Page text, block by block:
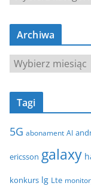
a
t
g
e
Archiwa
A
r
c
w
Tagi
5G abonament AI
ericsson galaxy
konkurs lg Lte